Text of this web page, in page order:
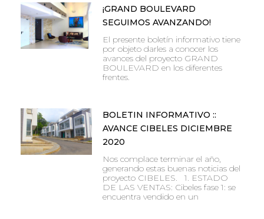
¡GRAND BOULEVARD
SEGUIMOS AVANZANDO!
El presente boletín informativo tiene
por objeto darles a conocer los
avances del proyecto GRAND
BOULEVARD en los diferentes
frentes.
BOLETIN INFORMATIVO ::
AVANCE CIBELES DICIEMBRE
2020
Nos complace terminar el año,
generando estas buenas noticias del
proyecto CIBELES. 1. ESTADO
DE LAS VENTAS: Cibeles fase 1: se
encuentra vendido en un